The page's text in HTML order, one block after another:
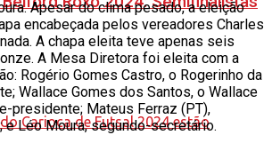
Apesar do clima pesado, a eleição
encabeçada pelos vereadores Charles
A chapa eleita teve apenas seis
A Mesa Diretora foi eleita com a
Rogério Gomes Castro, o Rogerinho da
Wallace Gomes dos Santos, o Wallace
presidente; Mateus Ferraz (PT),
Léo Moura, segundo-secretário.